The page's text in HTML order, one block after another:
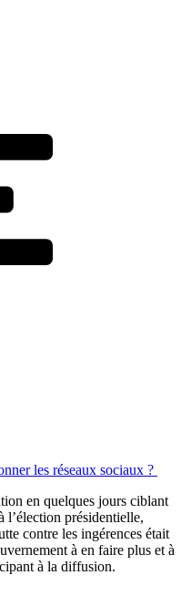
les réseaux sociaux ?
en quelques jours ciblant
l’élection présidentielle,
contre les ingérences était
à en faire plus et à
à la diffusion.